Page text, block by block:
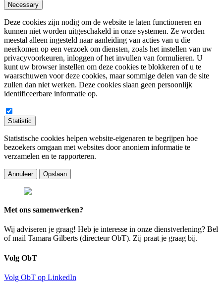
Necessary
Deze cookies zijn nodig om de website te laten functioneren en
kunnen niet worden uitgeschakeld in onze systemen. Ze worden
meestal alleen ingesteld naar aanleiding van acties van u die
neerkomen op een verzoek om diensten, zoals het instellen van uw
privacyvoorkeuren, inloggen of het invullen van formulieren. U
kunt uw browser instellen om deze cookies te blokkeren of u te
waarschuwen voor deze cookies, maar sommige delen van de site
zullen dan niet werken. Deze cookies slaan geen persoonlijk
identificeerbare informatie op.
Statistic
Statistische cookies helpen website-eigenaren te begrijpen hoe
bezoekers omgaan met websites door anoniem informatie te
verzamelen en te rapporteren.
Annuleer Opslaan
Met ons samenwerken?
Wij adviseren je graag! Heb je interesse in onze dienstverlening? Bel
of mail Tamara Gilberts (directeur ObT). Zij praat je graag bij.
Volg ObT
Volg ObT op LinkedIn